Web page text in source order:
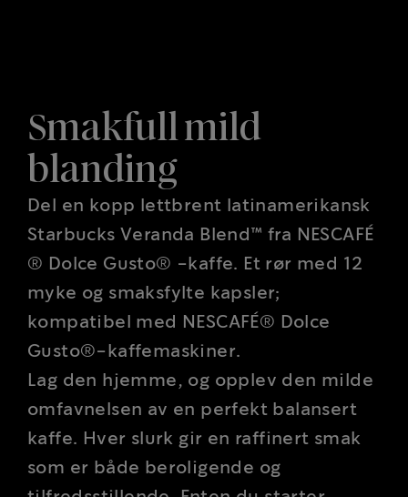
Smakfull mild
blanding
Del en kopp lettbrent latinamerikansk
Starbucks Veranda Blend™ fra NESCAFÉ
® Dolce Gusto® -kaffe. Et rør med 12
myke og smaksfylte kapsler;
kompatibel med NESCAFÉ® Dolce
Gusto®-kaffemaskiner.
Lag den hjemme, og opplev den milde
omfavnelsen av en perfekt balansert
kaffe. Hver slurk gir en raffinert smak
som er både beroligende og